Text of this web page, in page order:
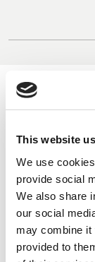
This website
We use
provide social
We also share
our social
may combine it
provided to
SWEDEN
VERFÜGBARE
On-line Farben
speziellen
auf Aufträge
High Vis Yellow
602